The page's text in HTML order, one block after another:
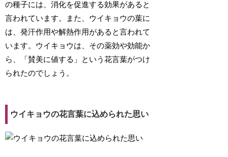
の種子には、消化を促進する効果があると
言われています。また、ウイキョウの葉に
は、発汗作用や解熱作用があると言われて
います。ウイキョウは、その薬効や効能か
ら、「賛美に値する」という花言葉がつけ
られたのでしょう。
ウイキョウの花言葉に込められた思い